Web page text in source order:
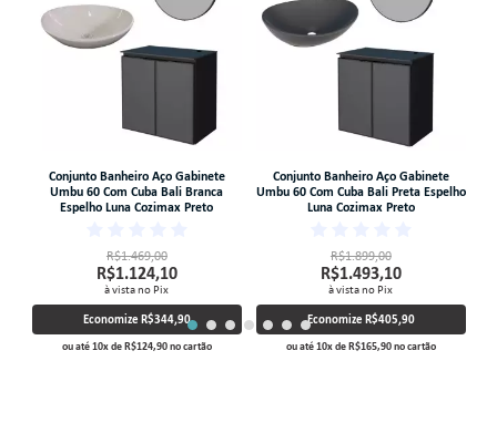
Conjunto Banheiro Aço Gabinete
Umbu 60 Com Cuba Bali Branca
Espelho Luna Cozimax Preto
R$1.469,00
R$1.124,10
à vista no Pix
Economize R$344,90
ou até10xdeR$124,90no cartão
Conjunto Banheiro Aço Gabinete
Umbu 60 Com Cuba Bali Preta Espelho
Luna Cozimax Preto
R$1.899,00
R$1.493,10
à vista no Pix
Economize R$405,90
ou até10xdeR$165,90no cartão